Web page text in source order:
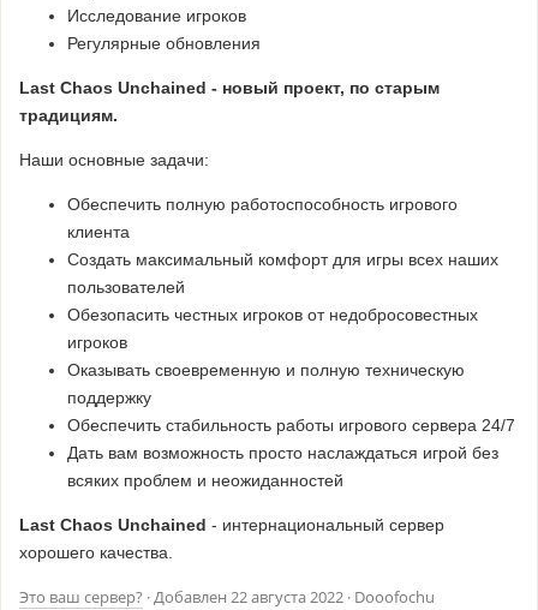
Исследование игроков
Регулярные обновления
Last Chaos Unchained - новый проект, по старым
традициям.
Наши основные задачи:
Обеспечить полную работоспособность игрового
клиента
Создать максимальный комфорт для игры всех наших
пользователей
Обезопасить честных игроков от недобросовестных
игроков
Оказывать своевременную и полную техническую
поддержку
Обеспечить стабильность работы игрового сервера 24/7
Дать вам возможность просто наслаждаться игрой без
всяких проблем и неожиданностей
Last Chaos Unchained - интернациональный сервер
хорошего качества.
Это ваш сервер? · Добавлен 22 августа 2022 · Dooofochu